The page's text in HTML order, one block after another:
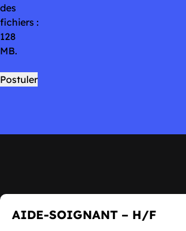
des
fichiers :
128
MB.
AIDE-SOIGNANT – H/F